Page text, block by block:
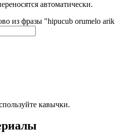
автоматически.
из фразы "hipucub orumelo arik
кавычки.